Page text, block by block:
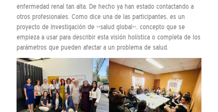
enfermedad renal tan alta. De hecho ya han estado contactando a
otros profesionales. Como dice una de las participantes, es un
proyecto de investigación de «salud global», concepto que se
empieza a usar para describir esta visión holística o completa de los
parámetros que pueden afectar a un problema de salud.